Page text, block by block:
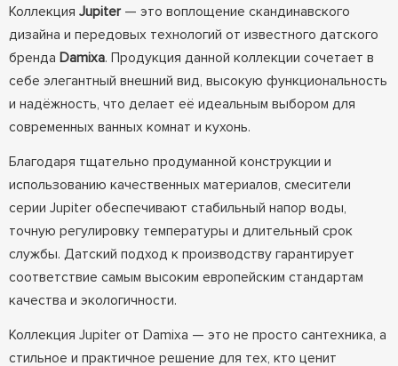
Коллекция Jupiter— это воплощение скандинавского
дизайна и передовых технологий от известного датского
бренда Damixa. Продукция данной коллекции сочетает в
себе элегантный внешний вид, высокую функциональность
и надёжность, что делает её идеальным выбором для
современных ванных комнат и кухонь.
Благодаря тщательно продуманной конструкции и
использованию качественных материалов, смесители
серии Jupiter обеспечивают стабильный напор воды,
точную регулировку температуры и длительный срок
службы. Датский подход к производству гарантирует
соответствие самым высоким европейским стандартам
качества и экологичности.
Коллекция Jupiter от Damixa — это не просто сантехника, а
стильное и практичное решение для тех, кто ценит